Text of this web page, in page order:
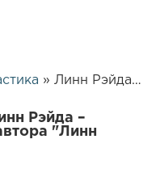
» Линн Рэйда – Смерть и Солнце. Том 1 | 26275
Рэйда –
"Линн